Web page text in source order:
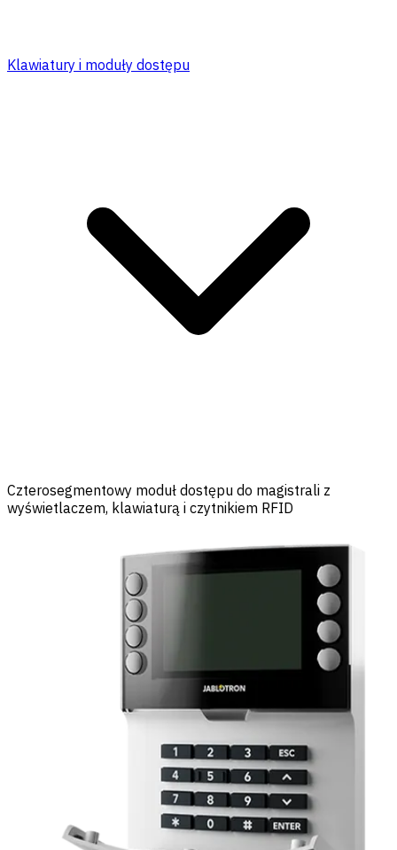
Klawiatury i moduły dostępu
Czterosegmentowy moduł dostępu do magistrali z
wyświetlaczem, klawiaturą i czytnikiem RFID